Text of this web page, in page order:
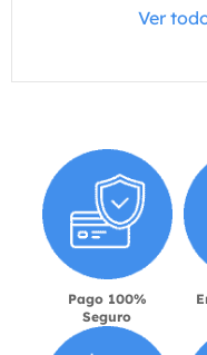
Ver
Pago 100%
Seguro